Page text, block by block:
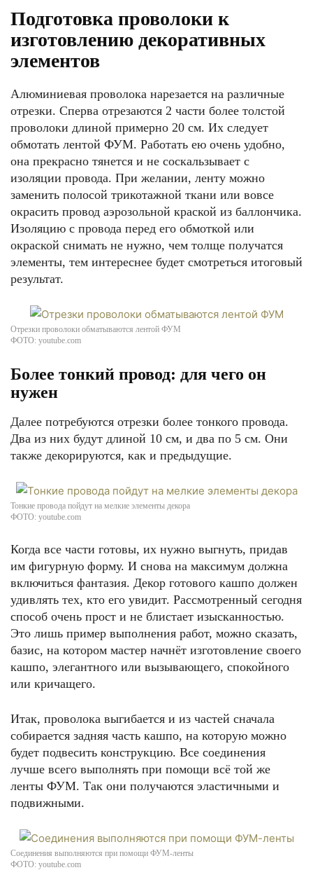
Подготовка проволоки к
изготовлению декоративных
элементов
Алюминиевая проволока нарезается на различные
отрезки. Сперва отрезаются 2 части более толстой
проволоки длиной примерно 20 см. Их следует
обмотать лентой ФУМ. Работать ею очень удобно,
она прекрасно тянется и не соскальзывает с
изоляции провода. При желании, ленту можно
заменить полосой трикотажной ткани или вовсе
окрасить провод аэрозольной краской из баллончика.
Изоляцию с провода перед его обмоткой или
окраской снимать не нужно, чем толще получатся
элементы, тем интереснее будет смотреться итоговый
результат.
Отрезки проволоки обматываются лентой ФУМ
ФОТО: youtube.com
Более тонкий провод: для чего он
нужен
Далее потребуются отрезки более тонкого провода.
Два из них будут длиной 10 см, и два по 5 см. Они
также декорируются, как и предыдущие.
Тонкие провода пойдут на мелкие элементы декора
ФОТО: youtube.com
Когда все части готовы, их нужно выгнуть, придав
им фигурную форму. И снова на максимум должна
включиться фантазия. Декор готового кашпо должен
удивлять тех, кто его увидит. Рассмотренный сегодня
способ очень прост и не блистает изысканностью.
Это лишь пример выполнения работ, можно сказать,
базис, на котором мастер начнёт изготовление своего
кашпо, элегантного или вызывающего, спокойного
или кричащего.
Итак, проволока выгибается и из частей сначала
собирается задняя часть кашпо, на которую можно
будет подвесить конструкцию. Все соединения
лучше всего выполнять при помощи всё той же
ленты ФУМ. Так они получаются эластичными и
подвижными.
Соединения выполняются при помощи ФУМ-ленты
ФОТО: youtube.com